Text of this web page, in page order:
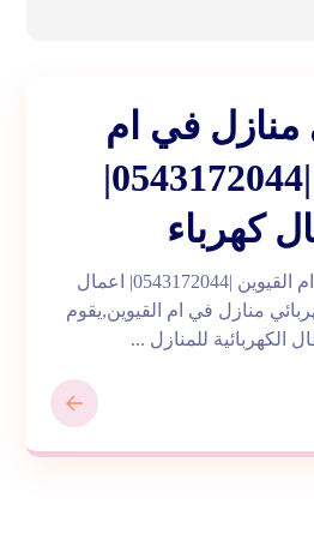
منازل في ام
القيوين |0543172044|
كهرباء
كهربائي منازل في ام القيوين |0543172044| اعمال
منازل في ام القيوين,يقوم
الكهربائية للمنازل ...